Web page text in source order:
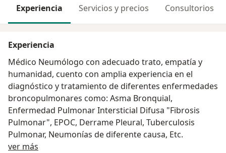
Experiencia Servicios y precios Consultorios
Experiencia
Médico Neumólogo con adecuado trato, empatía y
humanidad, cuento con amplia experiencia en el
diagnóstico y tratamiento de diferentes enfermedades
broncopulmonares como: Asma Bronquial,
Enfermedad Pulmonar Intersticial Difusa "Fibrosis
Pulmonar", EPOC, Derrame Pleural, Tuberculosis
Pulmonar, Neumonías de diferente causa, Etc.
ver más